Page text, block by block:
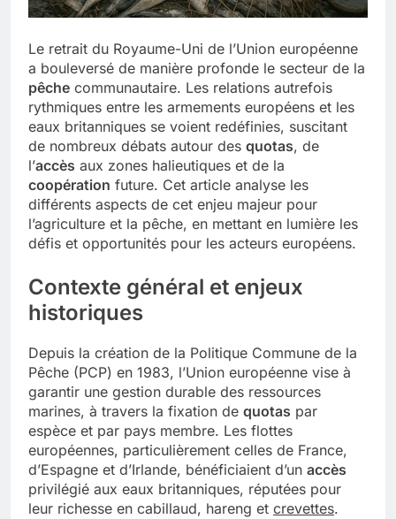
Le retrait du Royaume-Uni de l’Union européenne
a bouleversé de manière profonde le secteur de la
pêche communautaire. Les relations autrefois
rythmiques entre les armements européens et les
eaux britanniques se voient redéfinies, suscitant
de nombreux débats autour des quotas, de
l’accès aux zones halieutiques et de la
coopération future. Cet article analyse les
différents aspects de cet enjeu majeur pour
l’agriculture et la pêche, en mettant en lumière les
défis et opportunités pour les acteurs européens.
Contexte général et enjeux
historiques
Depuis la création de la Politique Commune de la
Pêche (PCP) en 1983, l’Union européenne vise à
garantir une gestion durable des ressources
marines, à travers la fixation de quotas par
espèce et par pays membre. Les flottes
européennes, particulièrement celles de France,
d’Espagne et d’Irlande, bénéficiaient d’un accès
privilégié aux eaux britanniques, réputées pour
leur richesse en cabillaud, hareng et crevettes.